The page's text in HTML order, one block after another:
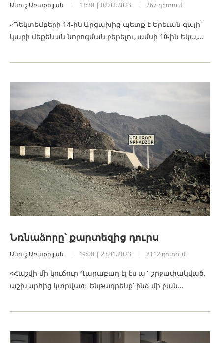
Անուշ Առաքելյան 13:30 | 02.02.2023 267 դիտում
«Դեկտեմբերի 14-ին Արցախից պետք է Երեւան գայի՝
կարի մեքենան նորոգման բերելու, ամսի 10-ին եկա,…
Նռնաձորը՝ քարտեզից դուրս
Անուշ Առաքելյան 19:00 | 23.01.2023 2112 դիտում
«Հաշվի մի կուճուր Ղարաբաղ էլ էս ա` շրջափակված,
աշխարհից կտրված։ Ենթադրենք՝ ինձ մի բան…